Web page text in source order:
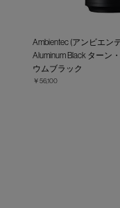
Ambientec (アンビエン
Aluminum Black ターン
ウムブラック
￥56,100